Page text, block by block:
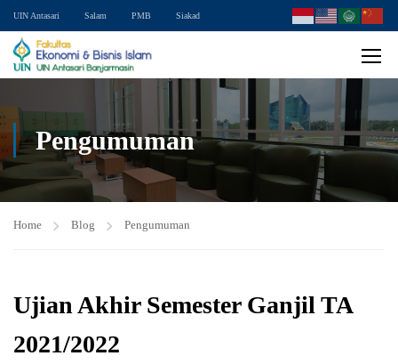
UIN Antasari Salam PMB Siakad
Pengumuman
Home Blog Pengumuman
Ujian Akhir Semester Ganjil TA
2021/2022